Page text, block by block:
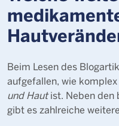
Beim Lesen des
aufgefallen, wie
und Hautist. Neben den
gibt es zahlreiche